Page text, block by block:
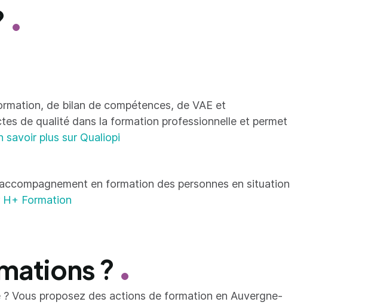
de bilan de compétences, de VAE et
de qualité dans la formation professionnelle et permet
savoir plus sur Qualiopi
en formation des personnes en situation
H+ Formation
?
Vous proposez des actions de formation en Auvergne-